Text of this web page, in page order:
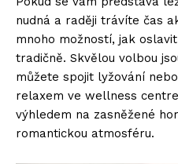
nudná a raději trávíte čas
mnoho možností, jak
tradičně. Skvělou volbou
můžete spojit lyžování
relaxem ve wellness
výhledem na zasněžené
romantickou atmosféru.